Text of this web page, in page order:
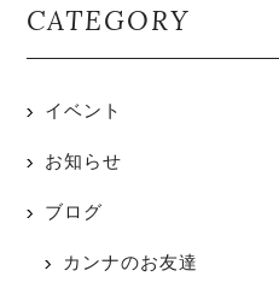
CATEGORY
イベント
お知らせ
ブログ
カンナのお友達